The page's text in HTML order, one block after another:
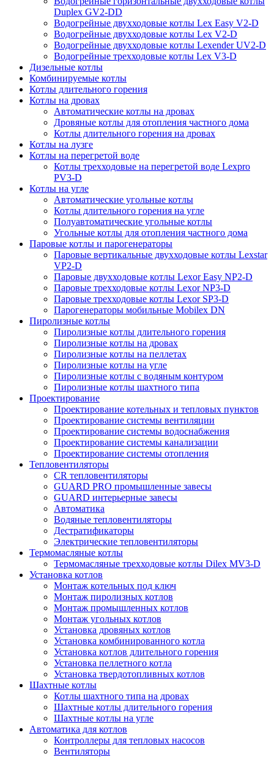
Duplex GV2-DD
Водогрейные двухходовые котлы Lex Easy V2-D
Водогрейные двухходовые котлы Lex V2-D
Водогрейные двухходовые котлы Lexender UV2-D
Водогрейные трехходовые котлы Lex V3-D
Дизельные котлы
Комбинируемые котлы
Котлы длительного горения
Котлы на дровах
Автоматические котлы на дровах
Дровяные котлы для отопления частного дома
Котлы длительного горения на дровах
Котлы на лузге
Котлы на перегретой воде
Котлы трехходовые на перегретой воде Lexpro
PV3-D
Котлы на угле
Автоматические угольные котлы
Котлы длительного горения на угле
Полуавтоматические угольные котлы
Угольные котлы для отопления частного дома
Паровые котлы и парогенераторы
Паровые вертикальные двухходовые котлы Lexstar
VP2-D
Паровые двухходовые котлы Lexor Easy NP2-D
Паровые трехходовые котлы Lexor NP3-D
Паровые трехходовые котлы Lexor SP3-D
Парогенераторы мобильные Mobilex DN
Пиролизные котлы
Пиролизные котлы длительного горения
Пиролизные котлы на дровах
Пиролизные котлы на пеллетах
Пиролизные котлы на угле
Пиролизные котлы с водяным контуром
Пиролизные котлы шахтного типа
Проектирование
Проектирование котельных и тепловых пунктов
Проектирование системы вентиляции
Проектирование системы водоснабжения
Проектирование системы канализации
Проектирование системы отопления
Тепловентиляторы
CR тепловентиляторы
GUARD PRO промышленные завесы
GUARD интерьерные завесы
Автоматика
Водяные тепловентиляторы
Дестратификаторы
Электрические тепловентиляторы
Термомасляные котлы
Термомасляные трехходовые котлы Dilex MV3-D
Установка котлов
Монтаж котельных под ключ
Монтаж пиролизных котлов
Монтаж промышленных котлов
Монтаж угольных котлов
Установка дровяных котлов
Установка комбинированного котла
Установка котлов длительного горения
Установка пеллетного котла
Установка твердотопливных котлов
Шахтные котлы
Котлы шахтного типа на дровах
Шахтные котлы длительного горения
Шахтные котлы на угле
Автоматика для котлов
Контроллеры для тепловых насосов
Вентиляторы